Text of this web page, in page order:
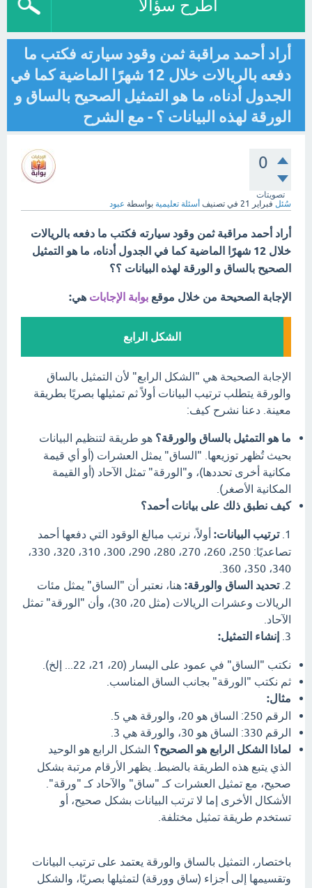
اطرح سؤالاً
أراد أحمد مراقبة ثمن وقود سيارته فكتب ما
دفعه بالريالات خلال 12 شهرًا الماضية كما في
الجدول أدناه، ما هو التمثيل الصحيح بالساق و
الورقة لهذه البيانات ؟ - مع الشرح
0
تصويتات
سُئل فبراير 21 في تصنيف أسئلة تعليمية بواسطة عبود
أراد أحمد مراقبة ثمن وقود سيارته فكتب ما دفعه بالريالات
خلال 12 شهرًا الماضية كما في الجدول أدناه، ما هو التمثيل
الصحيح بالساق و الورقة لهذه البيانات ؟؟
الإجابة الصحيحة من خلال موقع بوابة الإجابات هي:
الشكل الرابع
الإجابة الصحيحة هي "الشكل الرابع" لأن التمثيل بالساق
والورقة يتطلب ترتيب البيانات أولاً ثم تمثيلها بصريًا بطريقة
معينة. دعنا نشرح كيف:
ما هو التمثيل بالساق والورقة؟ هو طريقة لتنظيم البيانات
بحيث تُظهر توزيعها. "الساق" يمثل العشرات (أو أي قيمة
مكانية أخرى تحددها)، و"الورقة" تمثل الآحاد (أو القيمة
المكانية الأصغر).
كيف نطبق ذلك على بيانات أحمد؟
1. ترتيب البيانات: أولاً، نرتب مبالغ الوقود التي دفعها أحمد
تصاعديًا: 250، 260، 270، 280، 290، 300، 310، 320، 330،
340، 350، 360.
2. تحديد الساق والورقة: هنا، نعتبر أن "الساق" يمثل مئات
الريالات وعشرات الريالات (مثل 20، 30)، وأن "الورقة" تمثل
الآحاد.
3. إنشاء التمثيل:
نكتب "الساق" في عمود على اليسار (20، 21، 22... إلخ).
ثم نكتب "الورقة" بجانب الساق المناسب.
مثال:
الرقم 250: الساق هو 20، والورقة هي 5.
الرقم 330: الساق هو 30، والورقة هي 3.
لماذا الشكل الرابع هو الصحيح؟ الشكل الرابع هو الوحيد
الذي يتبع هذه الطريقة بالضبط. يظهر الأرقام مرتبة بشكل
صحيح، مع تمثيل العشرات كـ "ساق" والآحاد كـ "ورقة".
الأشكال الأخرى إما لا ترتب البيانات بشكل صحيح، أو
تستخدم طريقة تمثيل مختلفة.
باختصار، التمثيل بالساق والورقة يعتمد على ترتيب البيانات
وتقسيمها إلى أجزاء (ساق وورقة) لتمثيلها بصريًا، والشكل